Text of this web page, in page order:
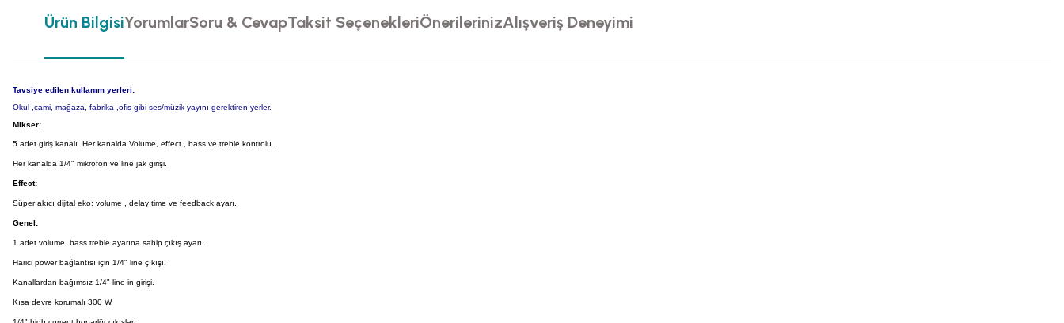
Ürün BilgisiYorumlarSoru & CevapTaksit SeçenekleriÖnerilerinizAlışveriş Deneyimi
Tavsiye edilen kullanım yerleri:
Okul ,cami, mağaza, fabrika ,ofis gibi ses/müzik yayını gerektiren yerler.
Mikser:
5 adet giriş kanalı. Her kanalda Volume, effect , bass ve treble kontrolu.
Her kanalda 1/4" mikrofon ve line jak girişi.
Effect:
Süper akıcı dijital eko: volume , delay time ve feedback ayarı.
Genel:
1 adet volume, bass treble ayarına sahip çıkış ayarı.
Harici power bağlantısı için 1/4" line çıkışı.
Kanallardan bağımsız 1/4" line in girişi.
Kısa devre korumalı 300 W.